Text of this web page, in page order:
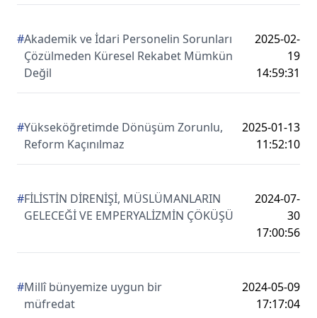
#Akademik ve İdari Personelin Sorunları
Çözülmeden Küresel Rekabet Mümkün
Değil
2025-02-
19
14:59:31
#Yükseköğretimde Dönüşüm Zorunlu,
Reform Kaçınılmaz
2025-01-13
11:52:10
#FİLİSTİN DİRENİŞİ, MÜSLÜMANLARIN
GELECEĞİ VE EMPERYALİZMİN ÇÖKÜŞÜ
2024-07-
30
17:00:56
#Millî bünyemize uygun bir
müfredat
2024-05-09
17:17:04